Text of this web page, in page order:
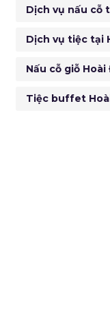
Dịch vụ nấu cỗ
Dịch vụ tiệc tại
Nấu cỗ giỗ
Tiệc buffet